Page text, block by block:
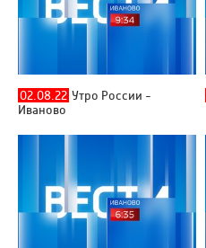
02.08.22 Утро России -
Иваново